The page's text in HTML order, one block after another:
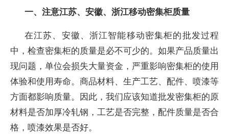
一、注意江苏、安徽、浙江移动密集柜质量
在江苏、安徽、浙江智能移动密集柜的批发过程
中，检查密集柜的质量是必不可少的。如果产品质量出
现问题，单位会损失大量资金，严重影响密集柜的使用
体验和使用寿命。商品材料、生产工艺、配件、喷漆等
方面都影响质量。因此，我们应该知道批发密集柜的原
材料是否加厚冷轧钢，工艺是否完整，配件质量是否合
格，喷漆效果是否好。